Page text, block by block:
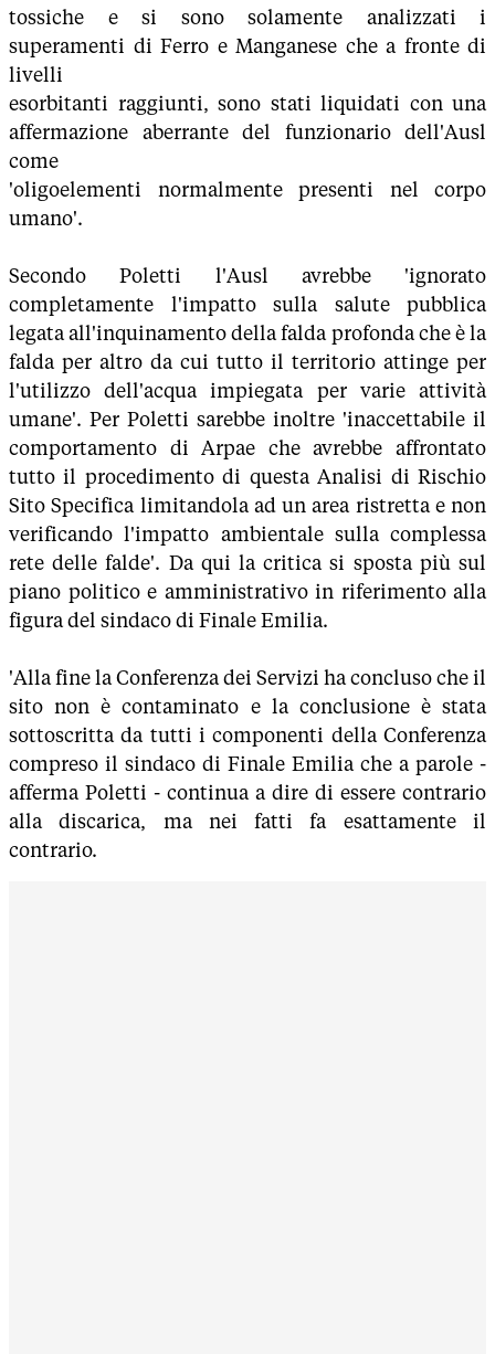
tossiche e si sono solamente analizzati i
superamenti di Ferro e Manganese che a fronte di
livelli
esorbitanti raggiunti, sono stati liquidati con una
affermazione aberrante del funzionario dell'Ausl
come
'oligoelementi normalmente presenti nel corpo
umano'.
Secondo Poletti l'Ausl avrebbe 'ignorato
completamente l'impatto sulla salute pubblica
legata all'inquinamento della falda profonda che è la
falda per altro da cui tutto il territorio attinge per
l'utilizzo dell'acqua impiegata per varie attività
umane'. Per Poletti sarebbe inoltre 'inaccettabile il
comportamento di Arpae che avrebbe affrontato
tutto il procedimento di questa Analisi di Rischio
Sito Specifica limitandola ad un area ristretta e non
verificando l'impatto ambientale sulla complessa
rete delle falde'. Da qui la critica si sposta più sul
piano politico e amministrativo in riferimento alla
figura del sindaco di Finale Emilia.
'Alla fine la Conferenza dei Servizi ha concluso che il
sito non è contaminato e la conclusione è stata
sottoscritta da tutti i componenti della Conferenza
compreso il sindaco di Finale Emilia che a parole -
afferma Poletti - continua a dire di essere contrario
alla discarica, ma nei fatti fa esattamente il
contrario.